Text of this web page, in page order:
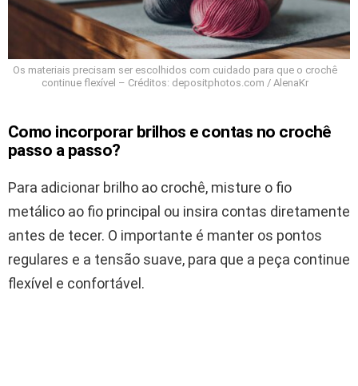
Os materiais precisam ser escolhidos com cuidado para que o crochê
continue flexível – Créditos: depositphotos.com / AlenaKr
Como incorporar brilhos e contas no crochê
passo a passo?
Para adicionar brilho ao crochê, misture o fio
metálico ao fio principal ou insira contas diretamente
antes de tecer. O importante é manter os pontos
regulares e a tensão suave, para que a peça continue
flexível e confortável.